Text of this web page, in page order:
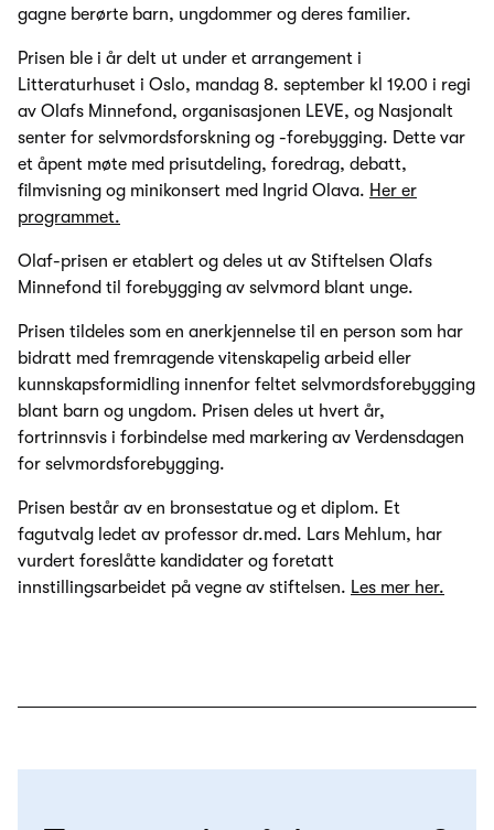
gagne berørte barn, ungdommer og deres familier.
Prisen ble i år delt ut under et arrangement i
Litteraturhuset i Oslo, mandag 8. september kl 19.00 i regi
av Olafs Minnefond, organisasjonen LEVE, og Nasjonalt
senter for selvmordsforskning og -forebygging. Dette var
et åpent møte med prisutdeling, foredrag, debatt,
filmvisning og minikonsert med Ingrid Olava. Her er
programmet.
Olaf-prisen er etablert og deles ut av Stiftelsen Olafs
Minnefond til forebygging av selvmord blant unge.
Prisen tildeles som en anerkjennelse til en person som har
bidratt med fremragende vitenskapelig arbeid eller
kunnskapsformidling innenfor feltet selvmordsforebygging
blant barn og ungdom. Prisen deles ut hvert år,
fortrinnsvis i forbindelse med markering av Verdensdagen
for selvmordsforebygging.
Prisen består av en bronsestatue og et diplom. Et
fagutvalg ledet av professor dr.med. Lars Mehlum, har
vurdert foreslåtte kandidater og foretatt
innstillingsarbeidet på vegne av stiftelsen. Les mer her.